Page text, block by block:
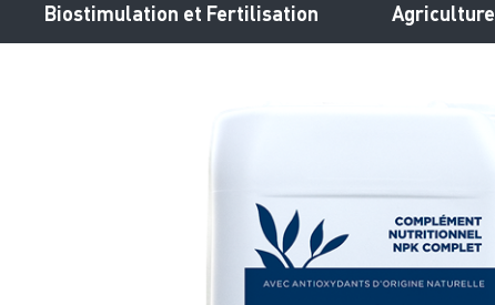
Biostimulation et Fertilisation Agriculture